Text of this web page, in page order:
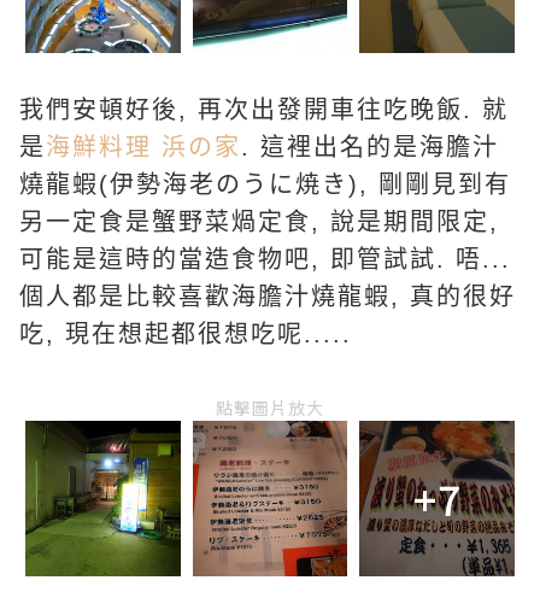
我們安頓好後, 再次出發開車往吃晚飯. 就
是海鮮料理 浜の家. 這裡出名的是海膽汁
燒龍蝦(伊勢海老のうに焼き), 剛剛見到有
另一定食是蟹野菜煱定食, 說是期間限定,
可能是這時的當造食物吧, 即管試試. 唔...
個人都是比較喜歡海膽汁燒龍蝦, 真的很好
吃, 現在想起都很想吃呢.....
點擊圖片放大
+7